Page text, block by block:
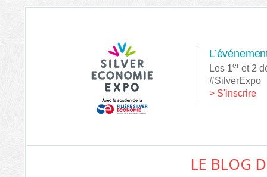
Les 1er et 2
#SilverExpo
> S'inscrire
LE BLOG